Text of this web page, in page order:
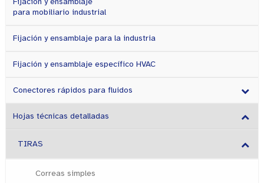
para mobiliario industrial
Fijación y ensamblaje para la industria
Fijación y ensamblaje específico HVAC
Conectores rápidos para fluidos
Hojas técnicas detalladas
TIRAS
Correas simples